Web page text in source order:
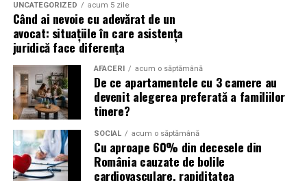
Atacurile sunt mai eficiente în contextul
evenimentelor globale
Campaniile de phishing asociate evenimentelor
importante profită de interesul public ridicat, de
presiunea timpului și de teama utilizatorilor că ar putea
pierde o ofertă sau o oportunitate. Mesajele care anunță
ultimele bilete disponibile, acces limitat la o transmisie
sau câștigarea unui premiu pot determina utilizatorii să
reacționeze înainte de a verifica sursa.
UNCATEGORIZED acum 5 zile
Când ai nevoie cu adevărat de un
avocat: situațiile în care asistența
juridică face diferența
AFACERI acum o săptămână
De ce apartamentele cu 3 camere au
devenit alegerea preferată a familiilor
tinere?
SOCIAL acum o săptămână
Cu aproape 60% din decesele din
România cauzate de bolile
cardiovasculare, rapiditatea